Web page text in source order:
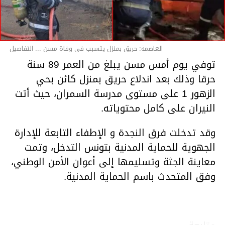
العاصمة: حريق بمنزل يتسبب في وفاة مسن ... التفاصيل
توفي يوم أمس مسن يبلغ من العمر 89 سنة
حرقا وذلك بعد اندلاع حريق بمنزل كائن بحي
الزهور 1 على مستوى مدرسة السمران، حيث أتت
النيران على كامل محتوياته.
وقد تدخلت فرق النجدة و الإطفاء التابعة للإدارة
الجهوية للحماية المدنية بتونس التدخل، وتمت
معاينة الجثة وتسليمها إلى أعوان الأمن الوطني،
وفق المتحدث باسم الحماية المدنية.